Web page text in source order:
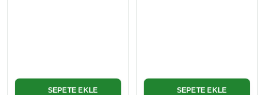
SEPETE EKLE SEPETE EKLE